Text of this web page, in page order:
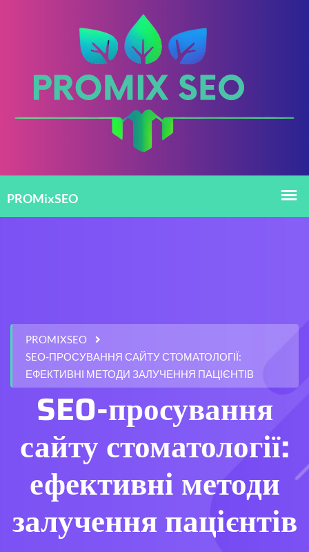
PROMIXSEO
SEO-ПРОСУВАННЯ САЙТУ СТОМАТОЛОГІЇ:
ЕФЕКТИВНІ МЕТОДИ ЗАЛУЧЕННЯ ПАЦІЄНТІВ
SEO-просування
сайту стоматології:
ефективні методи
залучення пацієнтів